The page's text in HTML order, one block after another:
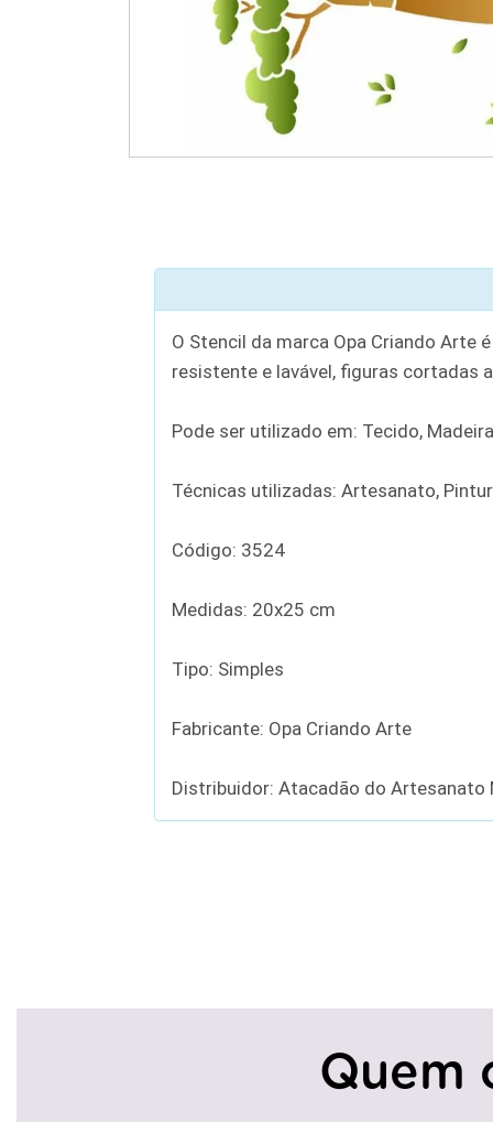
O Stencil da marca Opa Criando Arte
resistente e lavável, figuras cortadas
Pode ser utilizado em: Tecido,
Técnicas utilizadas: Artesanato,
Código: 3524
Medidas: 20x25 cm
Tipo: Simples
Fabricante: Opa Criando Arte
Distribuidor: Atacadão do Artesanato
Quem